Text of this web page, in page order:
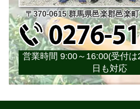
〒370-0615 群馬県邑楽郡邑楽
営業時間 9:00～16:00(受付
日も対応